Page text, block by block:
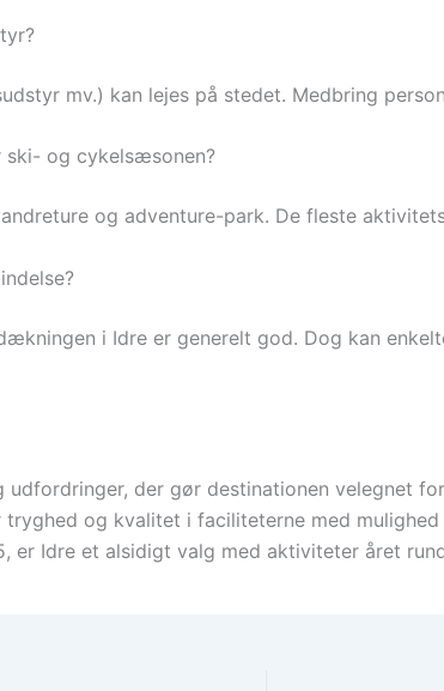
mv.) kan lejes på stedet. Medbring
ski- og cykelsæsonen?
og adventure-park. De fleste
i Idre er generelt god. Dog kan
der gør destinationen velegnet
tryghed og kvalitet i faciliteterne med
Idre et alsidigt valg med aktiviteter året